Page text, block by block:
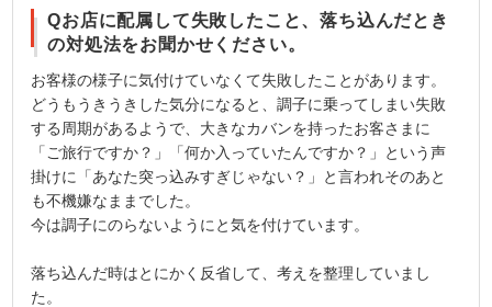
Qお店に配属して失敗したこと、落ち込んだとき
の対処法をお聞かせください。
お客様の様子に気付けていなくて失敗したことがあります。
どうもうきうきした気分になると、調子に乗ってしまい失敗
する周期があるようで、大きなカバンを持ったお客さまに
「ご旅行ですか？」「何か入っていたんですか？」という声
掛けに「あなた突っ込みすぎじゃない？」と言われそのあと
も不機嫌なままでした。
今は調子にのらないようにと気を付けています。
落ち込んだ時はとにかく反省して、考えを整理していまし
た。